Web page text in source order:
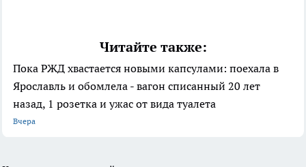
Читайте также:
Пока РЖД хвастается новыми капсулами: поехала в
Ярославль и обомлела - вагон списанный 20 лет
назад, 1 розетка и ужас от вида туалета
Вчера